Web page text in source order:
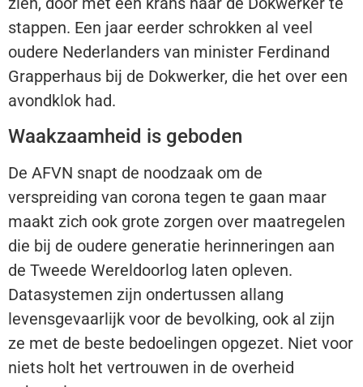
stappen. Een jaar eerder schrokken al veel
oudere Nederlanders van minister Ferdinand
Grapperhaus bij de Dokwerker, die het over een
avondklok had.
Waakzaamheid is geboden
De AFVN snapt de noodzaak om de
verspreiding van corona tegen te gaan maar
maakt zich ook grote zorgen over maatregelen
die bij de oudere generatie herinneringen aan
de Tweede Wereldoorlog laten opleven.
Datasystemen zijn ondertussen allang
levensgevaarlijk voor de bevolking, ook al zijn
ze met de beste bedoelingen opgezet. Niet voor
niets holt het vertrouwen in de overheid